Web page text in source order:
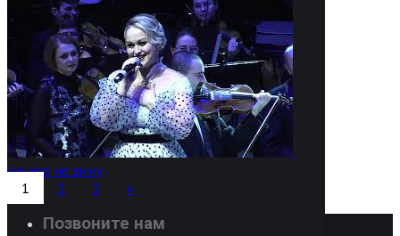
Ничего не вижу
1
2 3 »
Позвоните нам